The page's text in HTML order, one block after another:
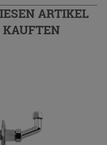
ARTIKEL